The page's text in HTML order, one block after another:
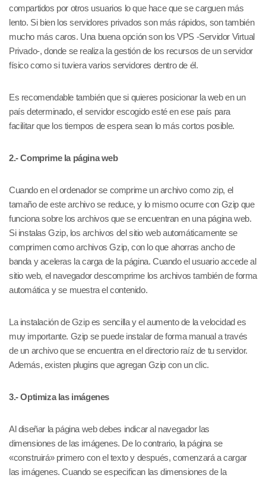
compartidos por otros usuarios lo que hace que se carguen más
lento. Si bien los servidores privados son más rápidos, son también
mucho más caros. Una buena opción son los VPS -Servidor Virtual
Privado-, donde se realiza la gestión de los recursos de un servidor
físico como si tuviera varios servidores dentro de él.
Es recomendable también que si quieres posicionar la web en un
país determinado, el servidor escogido esté en ese país para
facilitar que los tiempos de espera sean lo más cortos posible.
2.- Comprime la página web
Cuando en el ordenador se comprime un archivo como zip, el
tamaño de este archivo se reduce, y lo mismo ocurre con Gzip que
funciona sobre los archivos que se encuentran en una página web.
Si instalas Gzip, los archivos del sitio web automáticamente se
comprimen como archivos Gzip, con lo que ahorras ancho de
banda y aceleras la carga de la página. Cuando el usuario accede al
sitio web, el navegador descomprime los archivos también de forma
automática y se muestra el contenido.
La instalación de Gzip es sencilla y el aumento de la velocidad es
muy importante. Gzip se puede instalar de forma manual a través
de un archivo que se encuentra en el directorio raíz de tu servidor.
Además, existen plugins que agregan Gzip con un clic.
3.- Optimiza las imágenes
Al diseñar la página web debes indicar al navegador las
dimensiones de las imágenes. De lo contrario, la página se
«construirá» primero con el texto y después, comenzará a cargar
las imágenes. Cuando se especifican las dimensiones de la